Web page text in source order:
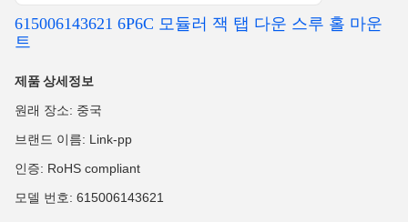
615006143621 6P6C 모듈러 잭 탭 다운 스루 홀 마운
트
제품 상세정보
원래 장소: 중국
브랜드 이름: Link-pp
인증: RoHS compliant
모델 번호: 615006143621